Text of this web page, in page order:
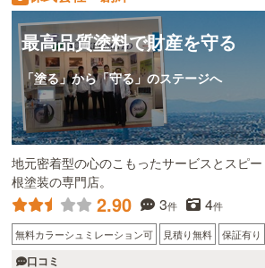
最高品質塗料で財産を守る
「塗る」から「守る」のステージへ
地元密着型の心のこもったサービスとスピ
根塗装の専門店。
2.90 3件 4件
無料カラーシュミレーション可 見積り無料 保証有り
口コミ